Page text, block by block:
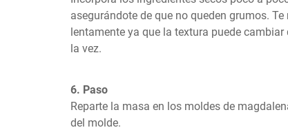
asegurándote de que no queden grumos.
lentamente ya que la textura puede
la vez.
6. Paso
Reparte la masa en los moldes de
del molde.